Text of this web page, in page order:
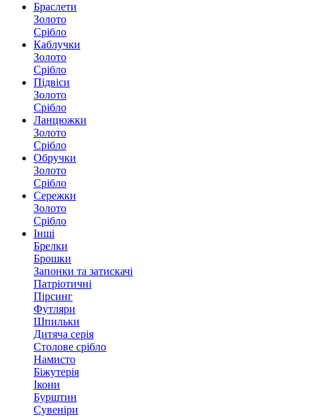
Браслети
Золото
Срібло
Каблучки
Золото
Срібло
Підвіси
Золото
Срібло
Ланцюжки
Золото
Срібло
Обручки
Золото
Срібло
Сережки
Золото
Срібло
Інші
Брелки
Брошки
Запонки та затискачі
Патріотичні
Пірсинг
Футляри
Шпильки
Дитяча серія
Столове срібло
Намисто
Біжутерія
Ікони
Бурштин
Сувеніри